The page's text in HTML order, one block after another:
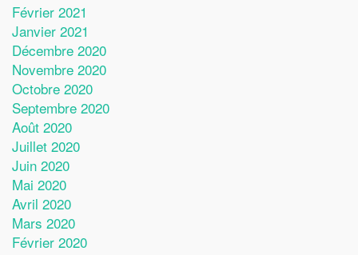
Février 2021
Janvier 2021
Décembre 2020
Novembre 2020
Octobre 2020
Septembre 2020
Août 2020
Juillet 2020
Juin 2020
Mai 2020
Avril 2020
Mars 2020
Février 2020